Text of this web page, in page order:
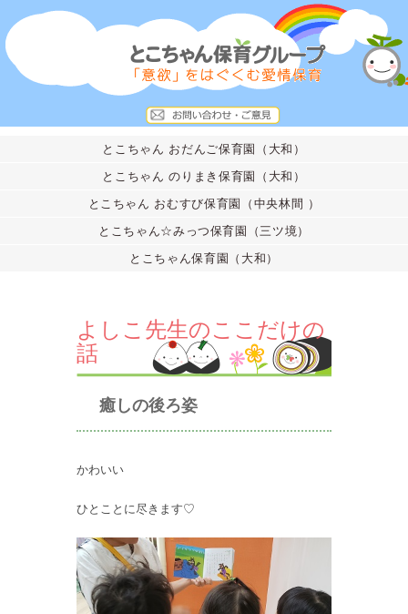
とこちゃん おだんご保育園（大和）
とこちゃん のりまき保育園（大和）
とこちゃん おむすび保育園（中央林間 ）
とこちゃん☆みっつ保育園（三ツ境）
とこちゃん保育園（大和）
よしこ先生のここだけの
話
癒しの後ろ姿
かわいい
ひとことに尽きます♡